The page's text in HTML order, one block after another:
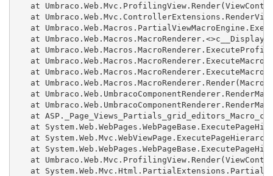
at
at
at
at
at
at
at
at
at
at
at
at
at
at
at
at